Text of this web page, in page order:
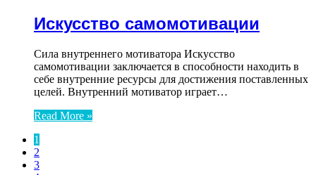
Искусство самомотивации
Сила внутреннего мотиватора Искусство
самомотивации заключается в способности находить в
себе внутренние ресурсы для достижения поставленных
целей. Внутренний мотиватор играет…
Read More »
1
2
3